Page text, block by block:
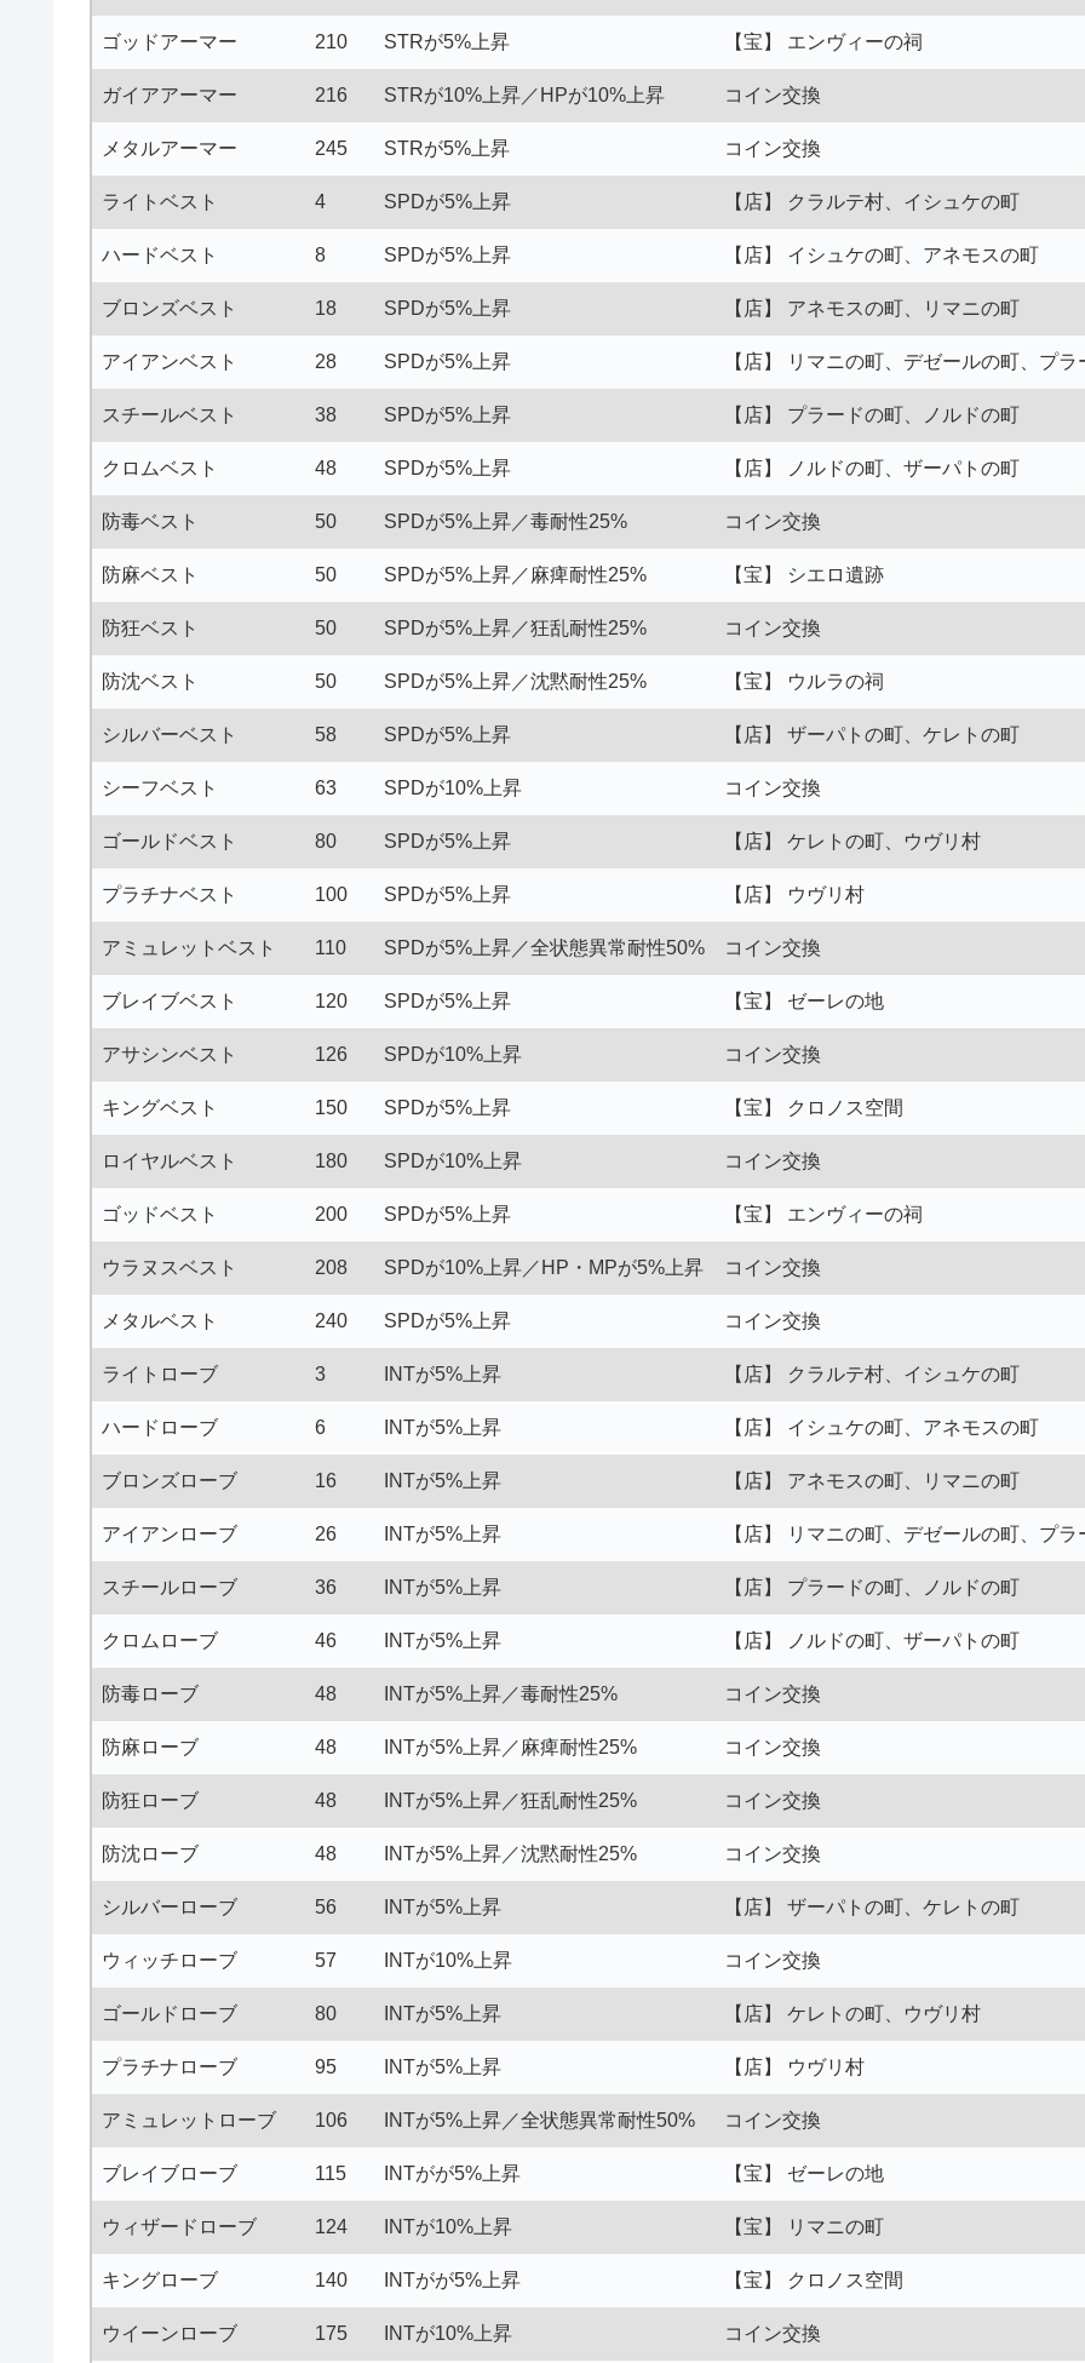
ゴッドアーマー 210 STRが5%上昇 【宝】 エンヴィーの祠
ガイアアーマー 216 STRが10%上昇／HPが10%上昇 コイン交換
メタルアーマー 245 STRが5%上昇 コイン交換
ライトベスト 4 SPDが5%上昇 【店】 クラルテ村、イシュケの町
ハードベスト 8 SPDが5%上昇 【店】 イシュケの町、アネモスの町
ブロンズベスト 18 SPDが5%上昇 【店】 アネモスの町、リマニの町
アイアンベスト 28 SPDが5%上昇 【店】 リマニの町、デゼールの町、プラ
スチールベスト 38 SPDが5%上昇 【店】 プラードの町、ノルドの町
クロムベスト 48 SPDが5%上昇 【店】 ノルドの町、ザーパトの町
防毒ベスト 50 SPDが5%上昇／毒耐性25% コイン交換
防麻ベスト 50 SPDが5%上昇／麻痺耐性25% 【宝】 シエロ遺跡
防狂ベスト 50 SPDが5%上昇／狂乱耐性25% コイン交換
防沈ベスト 50 SPDが5%上昇／沈黙耐性25% 【宝】 ウルラの祠
シルバーベスト 58 SPDが5%上昇 【店】 ザーパトの町、ケレトの町
シーフベスト 63 SPDが10%上昇 コイン交換
ゴールドベスト 80 SPDが5%上昇 【店】 ケレトの町、ウヴリ村
プラチナベスト 100 SPDが5%上昇 【店】 ウヴリ村
アミュレットベスト 110 SPDが5%上昇／全状態異常耐性50% コイン交換
ブレイブベスト 120 SPDが5%上昇 【宝】 ゼーレの地
アサシンベスト 126 SPDが10%上昇 コイン交換
キングベスト 150 SPDが5%上昇 【宝】 クロノス空間
ロイヤルベスト 180 SPDが10%上昇 コイン交換
ゴッドベスト 200 SPDが5%上昇 【宝】 エンヴィーの祠
ウラヌスベスト 208 SPDが10%上昇／HP・MPが5%上昇 コイン交換
メタルベスト 240 SPDが5%上昇 コイン交換
ライトローブ 3 INTが5%上昇 【店】 クラルテ村、イシュケの町
ハードローブ 6 INTが5%上昇 【店】 イシュケの町、アネモスの町
ブロンズローブ 16 INTが5%上昇 【店】 アネモスの町、リマニの町
アイアンローブ 26 INTが5%上昇 【店】 リマニの町、デゼールの町、プラ
スチールローブ 36 INTが5%上昇 【店】 プラードの町、ノルドの町
クロムローブ 46 INTが5%上昇 【店】 ノルドの町、ザーパトの町
防毒ローブ 48 INTが5%上昇／毒耐性25% コイン交換
防麻ローブ 48 INTが5%上昇／麻痺耐性25% コイン交換
防狂ローブ 48 INTが5%上昇／狂乱耐性25% コイン交換
防沈ローブ 48 INTが5%上昇／沈黙耐性25% コイン交換
シルバーローブ 56 INTが5%上昇 【店】 ザーパトの町、ケレトの町
ウィッチローブ 57 INTが10%上昇 コイン交換
ゴールドローブ 80 INTが5%上昇 【店】 ケレトの町、ウヴリ村
プラチナローブ 95 INTが5%上昇 【店】 ウヴリ村
アミュレットローブ 106 INTが5%上昇／全状態異常耐性50% コイン交換
ブレイブローブ 115 INTがが5%上昇 【宝】 ゼーレの地
ウィザードローブ 124 INTが10%上昇 【宝】 リマニの町
キングローブ 140 INTがが5%上昇 【宝】 クロノス空間
ウイーンローブ 175 INTが10%上昇 コイン交換